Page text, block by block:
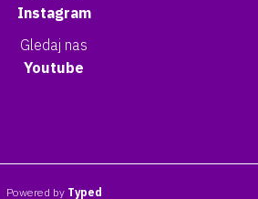
Instagram
Gledaj nas
Youtube
Powered by Typed